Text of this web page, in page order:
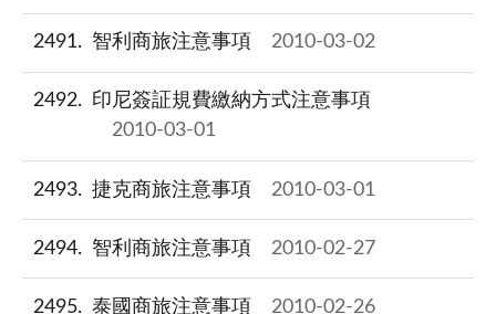
2491 智利商旅注意事項 2010-03-02
2492
印尼簽証規費繳納方式注意事項
2010-03-01
2493 捷克商旅注意事項 2010-03-01
2494 智利商旅注意事項 2010-02-27
2495 泰國商旅注意事項 2010-02-26